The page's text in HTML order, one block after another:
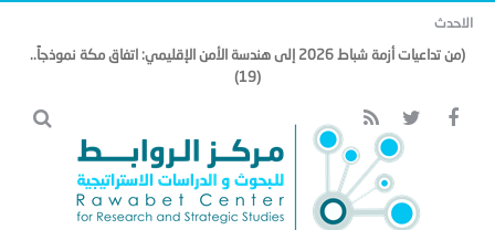
الاحدث
(من تداعيات أزمة شباط 2026 إلى هندسة الأمن الإقليمي: اتفاق مكة نموذجاً..
(19)